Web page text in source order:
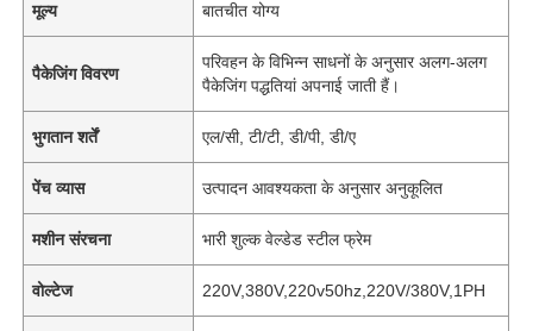
मूल्य बातचीत योग्य
पैकेजिंग विवरण
परिवहन के विभिन्न साधनों के अनुसार अलग-अलग
पैकेजिंग पद्धतियां अपनाई जाती हैं।
भुगतान शर्तें एल/सी, टी/टी, डी/पी, डी/ए
पेंच व्यास उत्पादन आवश्यकता के अनुसार अनुकूलित
मशीन संरचना भारी शुल्क वेल्डेड स्टील फ्रेम
वोल्टेज 220V,380V,220v50hz,220V/380V,1PH